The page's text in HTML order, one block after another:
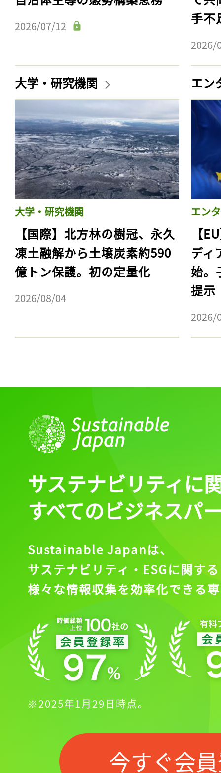
2026/07/12
手不
2026/
大学・研究機関
大学・研究機関
【国際】北方林の樹冠、永久
凍土融解から土壌炭素約590
億トン保護。初の定量化
2026/08/04
エン
エン
【
ディ
始。
提示
2026/
サステナビリティに
すべてのビジネスパ
Sustainable Japanは、
サステナビリティ・ESGに関する
様々な情報収集を効率化できる
※2025年1月29日時点。
今すぐ会